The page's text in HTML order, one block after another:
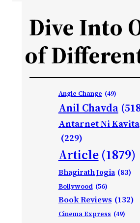
Dive Into
of
Angle Change (49)
Anil Chavda
Antarnet Ni Kavita
(229)
Article (1879)
Bhagirath Jogia (83)
Bollywood (56)
Book Reviews (132)
Cinema Express (49)